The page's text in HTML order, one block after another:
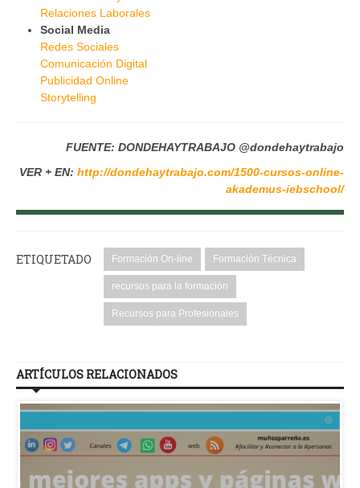
Relaciones Laborales
Social Media
Redes Sociales
Comunicación Digital
Publicidad Online
Storytelling
FUENTE: DONDEHAYTRABAJO @dondehaytrabajo
VER + EN: http://dondehaytrabajo.com/1500-cursos-online-
akademus-iebschool/
ETIQUETADO Formación On-line Formación Técnica
recursos para la formación
Recursos para Profesionales
ARTÍCULOS RELACIONADOS